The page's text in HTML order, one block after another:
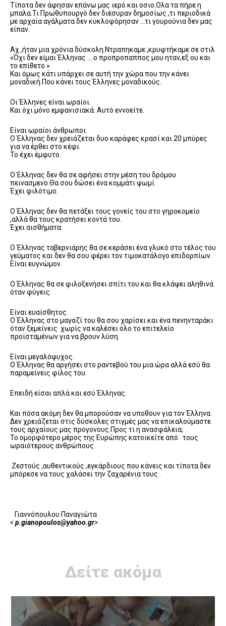
Τίποτα δεν άφησαν επάνω μας ιερό και οσιο.Ολα τα πήρε η
μπαλα.Τι Πρωθυπουργό δεν διέσυραν δημοσίως ,τι περιοδικά
με αρχαία αγάλματα δεν κυκλοφόρησαν …τι γουρούνια δεν μας
είπαν.
Αχ ,ήταν μια χρόνια δύσκολη.Ντραπηκαμε ,κρυφτήκαμε σε στιλ
«Όχι δεν είμαι Έλληνας ….ο προπροπαππος μου ηταν,εξ ου και
το επίθετο »
Και όμως κάτι υπάρχει σε αυτή την χώρα που την κάνει
μοναδική.Που κάνει τους Έλληνες μοναδικούς.
Οι Έλληνες είναι ωραίοι.
Και όχι μόνο εμφανισιακά. Αυτό εννοείτε.
Είναι ωραίοι άνθρωποι.
Ο Έλληνας δεν χρειάζεται δυο καράφες κρασί και 20 μπύρες
για να έρθει στο κέφι.
Το έχει έμφυτο.
Ο Έλληνας δεν θα σε αφήσει στην μέση του δρόμου
πεινασμενο.Θα σου δώσει ένα κομμάτι ψωμί.
Έχει φιλότιμο.
Ο Έλληνας δεν θα πετάξει τους γονείς του στο γηροκομείο
,αλλά θα τους κρατήσει κοντά του.
Έχει αισθήματα.
Ο Έλληνας ταβερνιάρης θα σε κεράσει ένα γλυκό στο τέλος του
γεύματος και δεν θα σου φέρει τον τιμοκατάλογο επιδορπίων.
Είναι ευγνώμον.
Ο Έλληνας θα σε φιλοξενήσει σπίτι του και θα κλάψει αληθινά
όταν φύγεις.
Είναι ευαίσθητος.
Ο Έλληνας στο μαγαζί του θα σου χαρίσει και ένα πενηνταράκι
όταν ξεμείνεις χωρίς να καλέσει όλο το επιτελείο
προϊσταμένων για να βρουν λύση.
Είναι μεγαλόψυχος.
Ο Έλληνας θα αργήσει στο ραντεβού του μια ώρα αλλά εσύ θα
παραμείνεις φίλος του.
Επειδή είσαι απλά και εσύ Έλληνας.
Και πόσα ακόμη δεν θα μπορούσαν να υποθουν για τον Έλληνα.
Δεν χρειάζεται στις δύσκολες στιγμές μας να επικαλούμαστε
τους αρχαίους μας προγονους.Προς τι η ανασφάλεια;
Το ομορφότερο μέρος της Ευρώπης κατοικείτε από τους
ωραιότερους ανθρώπους.
Ζεστούς ,αυθεντικούς ,εγκάρδιους που κάνεις και τίποτα δεν
μπόρεσε να τους χαλάσει την ζαχαρένια τους .
Γιαννόπουλου Παναγιώτα
<p.gianopoulos@yahoo.gr>
Δείτε ακόμα